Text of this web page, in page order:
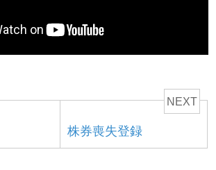
NEXT
株券喪失登録